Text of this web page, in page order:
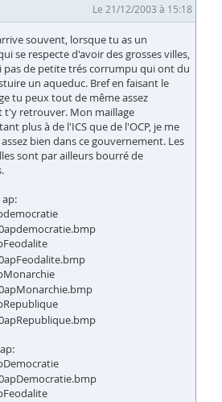
Le 21/12/2003 à 15:18
souvent, lorsque tu as un
se respecte d'avoir des grosses villes,
pas de petite trés corrumpu qui ont du
un aqueduc. Bref en faisant le
tu peux tout de même assez
t'y retrouver. Mon maillage
plus à de l'ICS que de l'OCP, je me
bien dans ce gouvernement. Les
sont par ailleurs bourré de
ap: